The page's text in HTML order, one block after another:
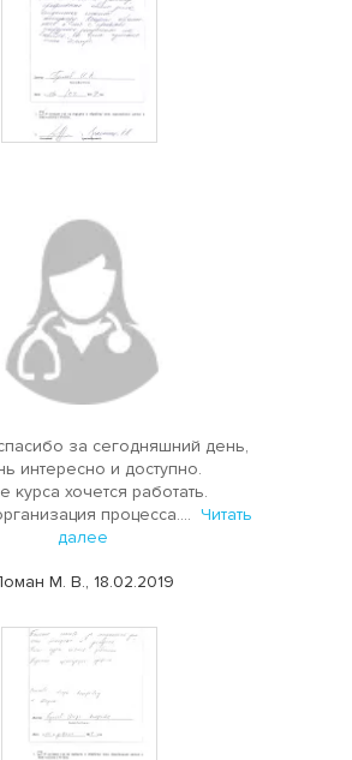
за сегодняшний день,
интересно и доступно.
курса хочется работать.
процесса.... Читать
далее
М. В., 18.02.2019